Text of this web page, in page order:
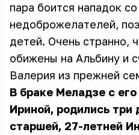
пара боится нападок
недоброжелателей,
детей. Очень странно,
обижены на Альбину и
Валерия из прежней
В браке Меладзе с
Ириной, родились три
старшей, 27-летней